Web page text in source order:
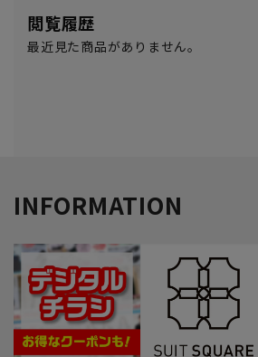
閲覧履歴
最近見た商品がありません。
INFORMATION